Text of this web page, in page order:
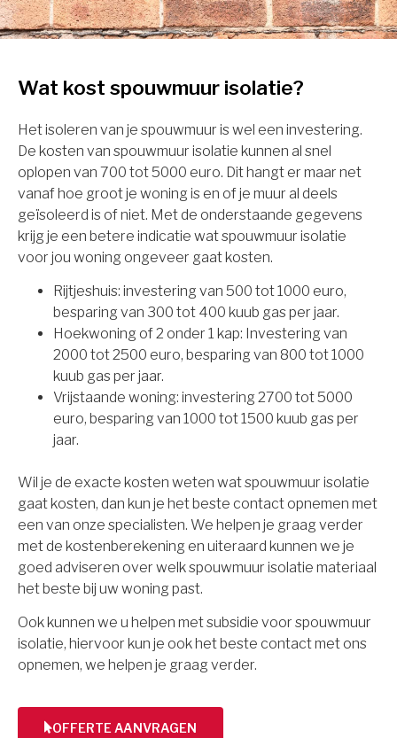
Wat kost spouwmuur isolatie?
Het isoleren van je spouwmuur is wel een investering.
De kosten van spouwmuur isolatie kunnen al snel
oplopen van 700 tot 5000 euro. Dit hangt er maar net
vanaf hoe groot je woning is en of je muur al deels
geïsoleerd is of niet. Met de onderstaande gegevens
krijg je een betere indicatie wat spouwmuur isolatie
voor jou woning ongeveer gaat kosten.
Rijtjeshuis: investering van 500 tot 1000 euro,
besparing van 300 tot 400 kuub gas per jaar.
Hoekwoning of 2 onder 1 kap: Investering van
2000 tot 2500 euro, besparing van 800 tot 1000
kuub gas per jaar.
Vrijstaande woning: investering 2700 tot 5000
euro, besparing van 1000 tot 1500 kuub gas per
jaar.
Wil je de exacte kosten weten wat spouwmuur isolatie
gaat kosten, dan kun je het beste contact opnemen met
een van onze specialisten. We helpen je graag verder
met de kostenberekening en uiteraard kunnen we je
goed adviseren over welk spouwmuur isolatie materiaal
het beste bij uw woning past.
Ook kunnen we u helpen met subsidie voor spouwmuur
isolatie, hiervoor kun je ook het beste contact met ons
opnemen, we helpen je graag verder.
OFFERTE AANVRAGEN